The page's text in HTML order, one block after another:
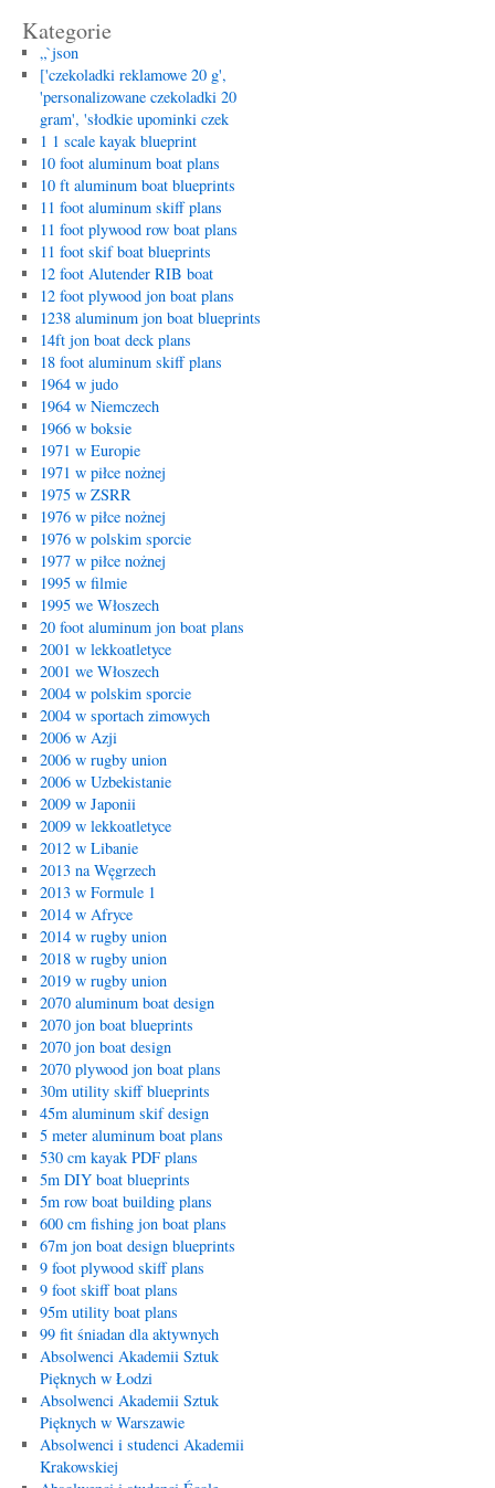
Kategorie
„`json
['czekoladki reklamowe 20 g',
'personalizowane czekoladki 20
gram', 'słodkie upominki czek
1 1 scale kayak blueprint
10 foot aluminum boat plans
10 ft aluminum boat blueprints
11 foot aluminum skiff plans
11 foot plywood row boat plans
11 foot skif boat blueprints
12 foot Alutender RIB boat
12 foot plywood jon boat plans
1238 aluminum jon boat blueprints
14ft jon boat deck plans
18 foot aluminum skiff plans
1964 w judo
1964 w Niemczech
1966 w boksie
1971 w Europie
1971 w piłce nożnej
1975 w ZSRR
1976 w piłce nożnej
1976 w polskim sporcie
1977 w piłce nożnej
1995 w filmie
1995 we Włoszech
20 foot aluminum jon boat plans
2001 w lekkoatletyce
2001 we Włoszech
2004 w polskim sporcie
2004 w sportach zimowych
2006 w Azji
2006 w rugby union
2006 w Uzbekistanie
2009 w Japonii
2009 w lekkoatletyce
2012 w Libanie
2013 na Węgrzech
2013 w Formule 1
2014 w Afryce
2014 w rugby union
2018 w rugby union
2019 w rugby union
2070 aluminum boat design
2070 jon boat blueprints
2070 jon boat design
2070 plywood jon boat plans
30m utility skiff blueprints
45m aluminum skif design
5 meter aluminum boat plans
530 cm kayak PDF plans
5m DIY boat blueprints
5m row boat building plans
600 cm fishing jon boat plans
67m jon boat design blueprints
9 foot plywood skiff plans
9 foot skiff boat plans
95m utility boat plans
99 fit śniadan dla aktywnych
Absolwenci Akademii Sztuk
Pięknych w Łodzi
Absolwenci Akademii Sztuk
Pięknych w Warszawie
Absolwenci i studenci Akademii
Krakowskiej